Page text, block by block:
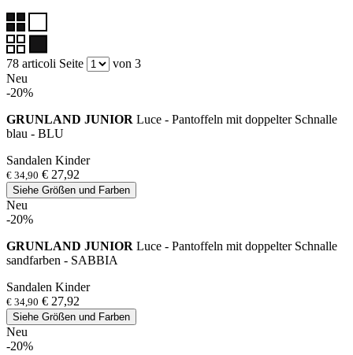
78 articoli Seite
von 3
Neu
-20%
GRUNLAND JUNIOR Luce - Pantoffeln mit doppelter Schnalle
blau - BLU
Sandalen Kinder
€ 34,90 € 27,92
Siehe Größen und Farben
Neu
-20%
GRUNLAND JUNIOR Luce - Pantoffeln mit doppelter Schnalle
sandfarben - SABBIA
Sandalen Kinder
€ 34,90 € 27,92
Siehe Größen und Farben
Neu
-20%